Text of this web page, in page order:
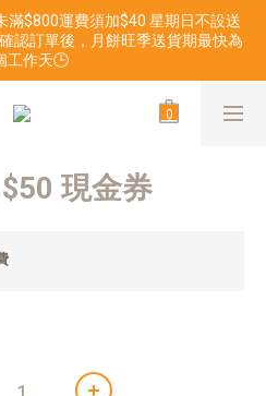
滿$800運費須加$40 星期日不設送
認訂單後，月餅旺季送貨期最快為
工作天🕒
現金券